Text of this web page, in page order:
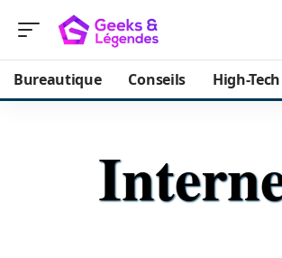
Bureautique Conseils High-Tech